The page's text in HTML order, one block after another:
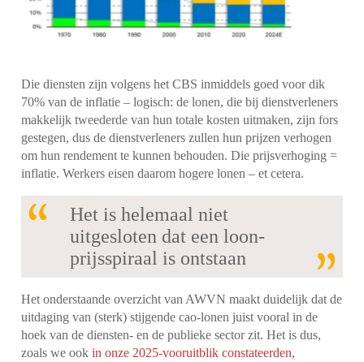
Die diensten zijn volgens het CBS inmiddels goed voor dik
70% van de inflatie – logisch: de lonen, die bij dienstverleners
makkelijk tweederde van hun totale kosten uitmaken, zijn fors
gestegen, dus de dienstverleners zullen hun prijzen verhogen
om hun rendement te kunnen behouden. Die prijsverhoging =
inflatie. Werkers eisen daarom hogere lonen – et cetera.
Het is helemaal niet
uitgesloten dat een loon-
prijsspiraal is ontstaan
Het onderstaande overzicht van AWVN maakt duidelijk dat de
uitdaging van (sterk) stijgende cao-lonen juist vooral in de
hoek van de diensten- en de publieke sector zit. Het is dus,
zoals we ookin onze 2025-vooruitblik constateerden,